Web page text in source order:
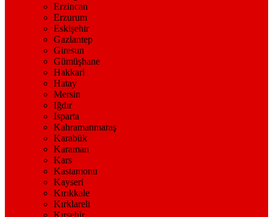
Erzincan
Erzurum
Eskişehir
Gaziantep
Giresun
Gümüşhane
Hakkari
Hatay
Mersin
Iğdır
Isparta
Kahramanmaraş
Karabük
Karaman
Kars
Kastamonu
Kayseri
Kırıkkale
Kırklareli
Kırşehir